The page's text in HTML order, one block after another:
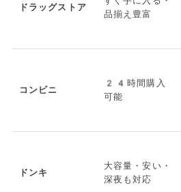
ドラッグストア
品揃え豊富
コンビニ
24時間購入
可能
ドンキ
大容量・安い・
深夜も対応